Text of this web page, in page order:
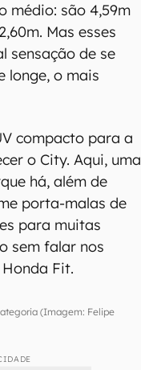
médio: são 4,59m
Mas esses
sensação de se
longe, o mais
compacto para a
o City. Aqui, uma
há, além de
porta-malas de
para muitas
sem falar nos
Fit.
(Imagem: Felipe